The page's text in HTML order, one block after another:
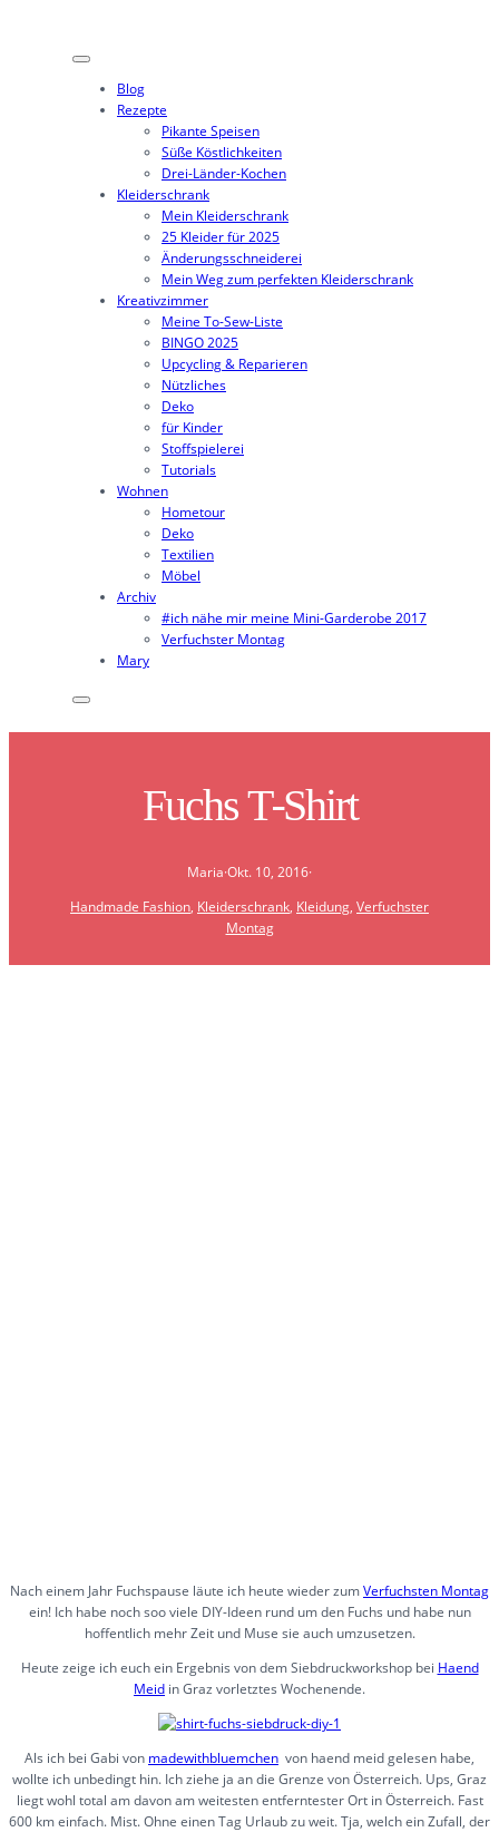
Blog
Rezepte
Pikante Speisen
Süße Köstlichkeiten
Drei-Länder-Kochen
Kleiderschrank
Mein Kleiderschrank
25 Kleider für 2025
Änderungsschneiderei
Mein Weg zum perfekten Kleiderschrank
Kreativzimmer
Meine To-Sew-Liste
BINGO 2025
Upcycling & Reparieren
Nützliches
Deko
für Kinder
Stoffspielerei
Tutorials
Wohnen
Hometour
Deko
Textilien
Möbel
Archiv
#ich nähe mir meine Mini-Garderobe 2017
Verfuchster Montag
Mary
Fuchs T-Shirt
Maria·Okt. 10, 2016·
Handmade Fashion, Kleiderschrank, Kleidung, Verfuchster
Montag
Nach einem Jahr Fuchspause läute ich heute wieder zumVerfuchsten Montag
ein! Ich habe noch soo viele DIY-Ideen rund um den Fuchs und habe nun
hoffentlich mehr Zeit und Muse sie auch umzusetzen.
Heute zeige ich euch ein Ergebnis von dem Siebdruckworkshop bei Haend
Meid in Graz vorletztes Wochenende.
Als ich bei Gabi von madewithbluemchen von haend meid gelesen habe,
wollte ich unbedingt hin. Ich ziehe ja an die Grenze von Österreich. Ups, Graz
liegt wohl total am davon am weitesten entferntester Ort in Österreich. Fast
600 km einfach. Mist. Ohne einen Tag Urlaub zu weit. Tja, welch ein Zufall, der